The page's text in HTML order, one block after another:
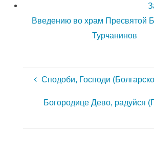
Введению во храм Пресвятой
Турчанинов
Сподоби, Господи
Богородице Дево, радуйся